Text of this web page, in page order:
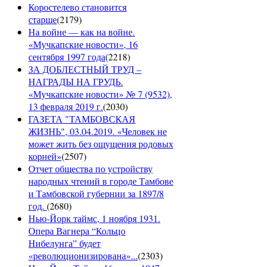
Коростелево становится
старше(2179)
На войне — как на войне.
«Мучкапские новости», 16
сентября 1997 года(2218)
ЗА ДОБЛЕСТНЫЙ ТРУД –
НАГРАДЫ НА ГРУДЬ.
«Мучкапские новости» № 7 (9532),
13 февраля 2019 г.(2030)
ГАЗЕТА "ТАМБОВСКАЯ
ЖИЗНЬ", 03.04.2019. «Человек не
может жить без ощущения родовых
корней»(2507)
Отчет общества по устройству
народных чтений в городе Тамбове
и Тамбовской губернии за 1897/8
год. (2680)
Нью-Йорк таймс, 1 ноября 1931.
Опера Вагнера “Кольцо
Нибелунга” будет
«революционизирована»...(2303)